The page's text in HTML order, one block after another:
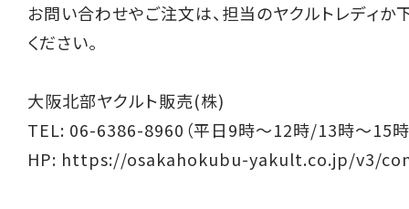
お問い合わせやご注文は、担当のヤクルトレディか
ください。
大阪北部ヤクルト販売(株)
TEL: 06-6386-8960（平日9時～12時/13時～15時
HP: https://osakahokubu-yakult.co.jp/v3/